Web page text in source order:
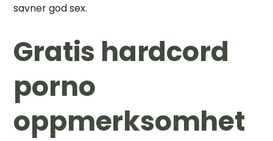
savner god sex.
Gratis hardcord
porno
oppmerksomhet